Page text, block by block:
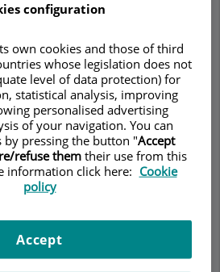
ContacteDades d'interès
Cita
y Cifosis
configuration
own cookies and those of third
whose legislation does not
level of data protection) for
statistical analysis, improving
personalised advertising
of your navigation. You can
by pressing the button "Accept
refuse themtheir use from this
information click here: Cookie
policy
Accept